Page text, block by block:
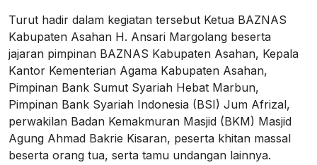
Turut hadir dalam kegiatan tersebut Ketua BAZNAS
Kabupaten Asahan H. Ansari Margolang beserta
jajaran pimpinan BAZNAS Kabupaten Asahan, Kepala
Kantor Kementerian Agama Kabupaten Asahan,
Pimpinan Bank Sumut Syariah Hebat Marbun,
Pimpinan Bank Syariah Indonesia (BSI) Jum Afrizal,
perwakilan Badan Kemakmuran Masjid (BKM) Masjid
Agung Ahmad Bakrie Kisaran, peserta khitan massal
beserta orang tua, serta tamu undangan lainnya.